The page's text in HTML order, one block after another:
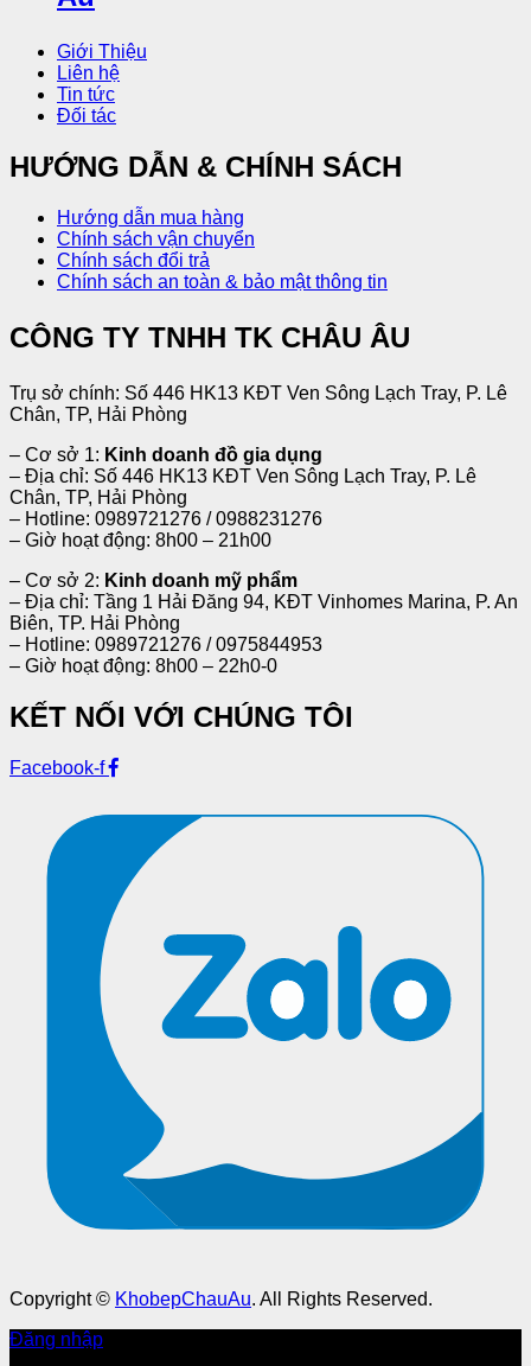
Giới Thiệu
Liên hệ
Tin tức
Đối tác
HƯỚNG DẪN & CHÍNH SÁCH
Hướng dẫn mua hàng
Chính sách vận chuyển
Chính sách đổi trả
Chính sách an toàn & bảo mật thông tin
CÔNG TY TNHH TK CHÂU ÂU
Trụ sở chính: Số 446 HK13 KĐT Ven Sông Lạch Tray, P. Lê
Chân, TP, Hải Phòng
– Cơ sở 1: Kinh doanh đồ gia dụng
– Địa chỉ: Số 446 HK13 KĐT Ven Sông Lạch Tray, P. Lê
Chân, TP, Hải Phòng
– Hotline: 0989721276 / 0988231276
– Giờ hoạt động: 8h00 – 21h00
– Cơ sở 2: Kinh doanh mỹ phẩm
– Địa chỉ: Tầng 1 Hải Đăng 94, KĐT Vinhomes Marina, P. An
Biên, TP. Hải Phòng
– Hotline: 0989721276 / 0975844953
– Giờ hoạt động: 8h00 – 22h0-0
KẾT NỐI VỚI CHÚNG TÔI
Facebook-f
Copyright © KhobepChauAu. All Rights Reserved.
Đăng nhập